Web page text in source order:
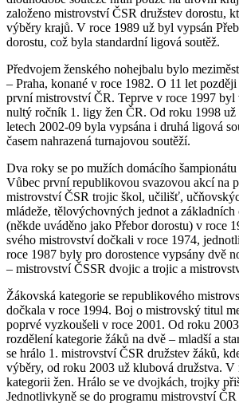
založeno mistrovství ČSR družstev dorostu,
výběry krajů. V roce 1989 už byl vypsán
dorostu, což byla standardní ligová soutěž.
Předvojem ženského nohejbalu bylo
– Praha, konané v roce 1982. O 11 let
první mistrovství ČR. Teprve v roce 1997 byl
nultý ročník 1. ligy žen ČR. Od roku 1998
letech 2002-09 byla vypsána i druhá ligová
časem nahrazená turnajovou soutěží.
Dva roky se po mužích domácího
Vůbec první republikovou svazovou akcí na
mistrovství ČSR trojic škol, učilišť,
mládeže, tělovýchovných jednot a
(někde uváděno jako Přebor dorostu) v roce
svého mistrovství dočkali v roce 1974,
roce 1987 byly pro dorostence vypsány dvě
– mistrovství ČSSR dvojic a trojic a
Žákovská kategorie se republikového
dočkala v roce 1994. Boj o mistrovský titul
poprvé vyzkoušeli v roce 2001. Od roku
rozdělení kategorie žáků na dvě – mladší a
se hrálo 1. mistrovství ČSR družstev žáků,
výběry, od roku 2003 už klubová družstva. V
kategorii žen. Hrálo se ve dvojkách, trojky
Jednotlivkyně se do programu mistrovství